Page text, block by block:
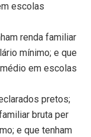
escolas
renda familiar
mínimo; e que
em escolas
pretos;
bruta per
e que tenham